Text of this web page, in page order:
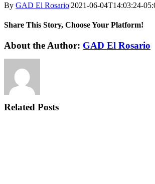
By GAD El Rosario|2021-06-04T14:03:24-
Share This Story, Choose Your Platform!
Facebook
Twitter
LinkedIn
Reddit
WhatsApp
Tumblr
Pinterest
Vk
Xing
Email
About the Author: GAD El Rosario
Related Posts